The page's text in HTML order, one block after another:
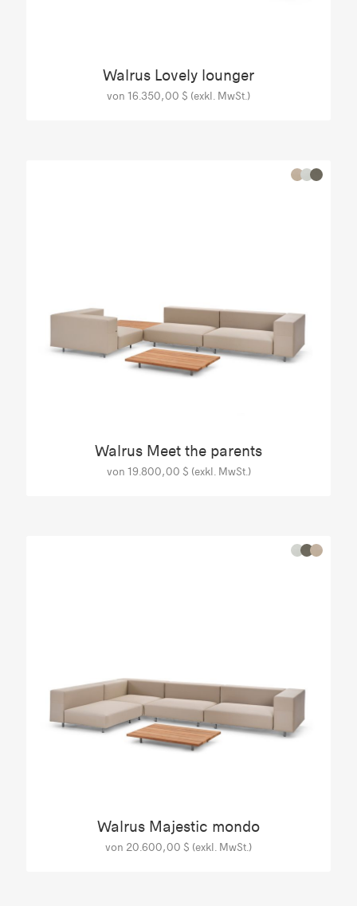
Walrus Lovely lounger
von 16.350,00 $ (exkl. MwSt.)
Walrus Meet the parents
von 19.800,00 $ (exkl. MwSt.)
Walrus Majestic mondo
von 20.600,00 $ (exkl. MwSt.)